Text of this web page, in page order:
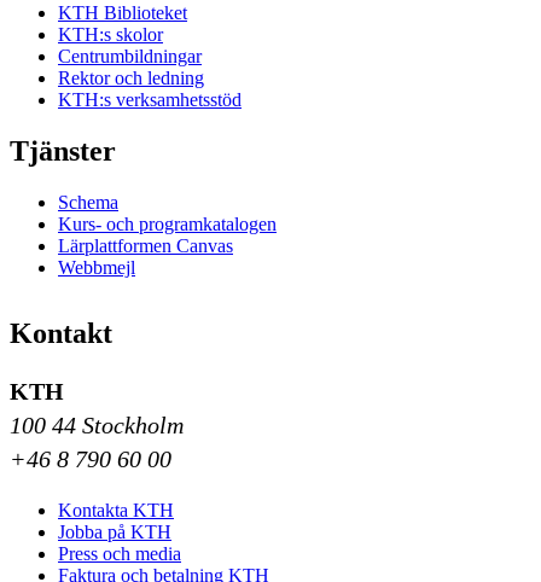
KTH Biblioteket
KTH:s skolor
Centrumbildningar
Rektor och ledning
KTH:s verksamhetsstöd
Tjänster
Schema
Kurs- och programkatalogen
Lärplattformen Canvas
Webbmejl
Kontakt
KTH
100 44 Stockholm
+46 8 790 60 00
Kontakta KTH
Jobba på KTH
Press och media
Faktura och betalning KTH